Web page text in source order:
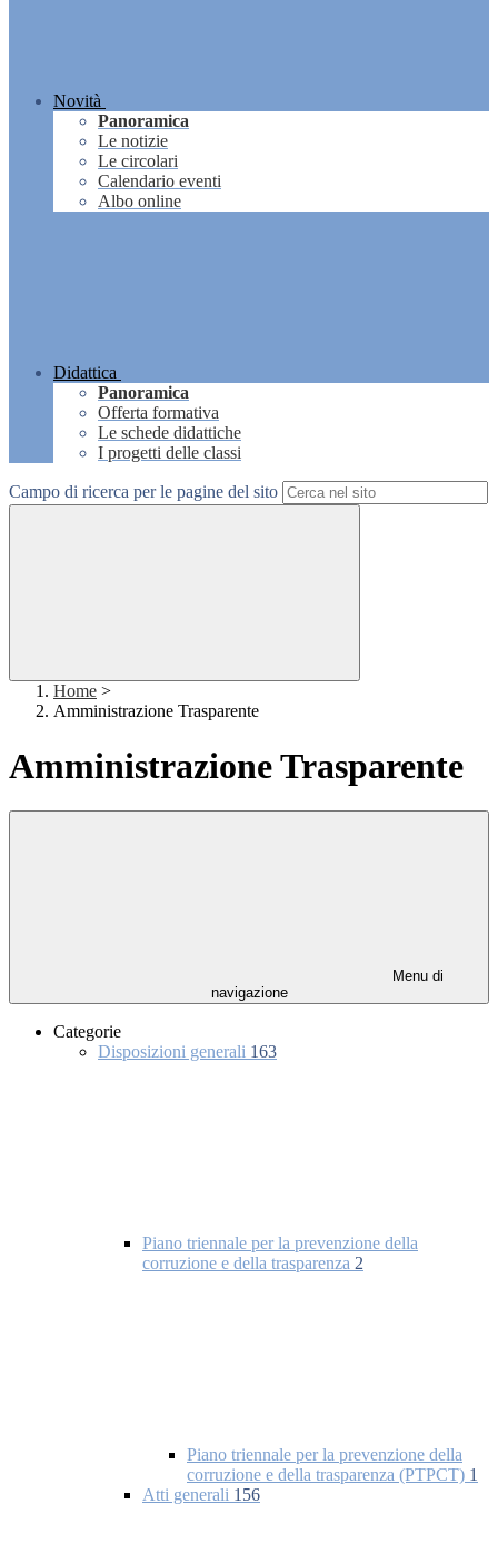
Novità
Panoramica
Le notizie
Le circolari
Calendario eventi
Albo online
Didattica
Panoramica
Offerta formativa
Le schede didattiche
I progetti delle classi
Campo di ricerca per le pagine del sito
Home >
Amministrazione Trasparente
Amministrazione Trasparente
Menu di
navigazione
Categorie
Disposizioni generali 163
Piano triennale per la prevenzione della
corruzione e della trasparenza 2
Piano triennale per la prevenzione della
corruzione e della trasparenza (PTPCT) 1
Atti generali 156